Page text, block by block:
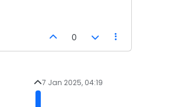
0
7 Jan 2025, 04:19